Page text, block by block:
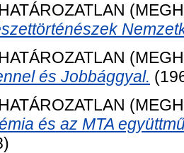
és Jobbággyal.
és az MTA